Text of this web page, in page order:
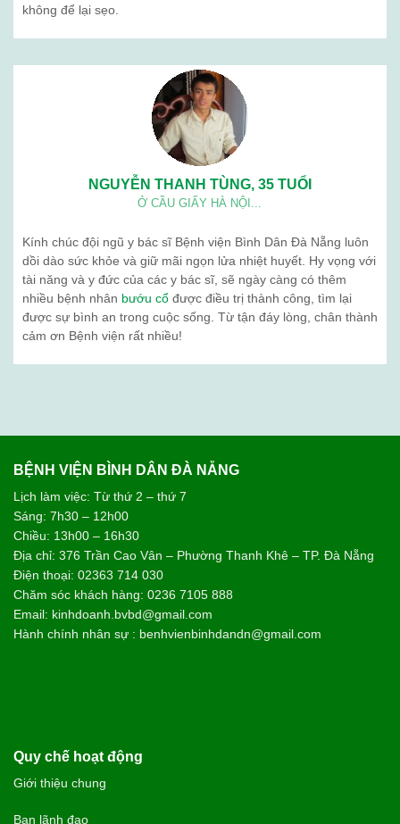
không để lại sẹo.
NGUYỄN THANH TÙNG, 35 TUỔI
Ở CẦU GIẤY HÀ NỘI...
Kính chúc đội ngũ y bác sĩ Bệnh viện Bình Dân Đà Nẵng luôn
dồi dào sức khỏe và giữ mãi ngọn lửa nhiệt huyết. Hy vọng với
tài năng và y đức của các y bác sĩ, sẽ ngày càng có thêm
nhiều bệnh nhân bướu cổ được điều trị thành công, tìm lại
được sự bình an trong cuộc sống. Từ tận đáy lòng, chân thành
cảm ơn Bệnh viện rất nhiều!
BỆNH VIỆN BÌNH DÂN ĐÀ NẴNG
Lịch làm việc: Từ thứ 2 – thứ 7
Sáng: 7h30 – 12h00
Chiều: 13h00 – 16h30
Địa chỉ: 376 Trần Cao Vân – Phường Thanh Khê – TP. Đà Nẵng
Điện thoại: 02363 714 030
Chăm sóc khách hàng: 0236 7105 888
Email: kinhdoanh.bvbd@gmail.com
Hành chính nhân sự : benhvienbinhdandn@gmail.com
Quy chế hoạt động
Giới thiệu chung
Ban lãnh đạo